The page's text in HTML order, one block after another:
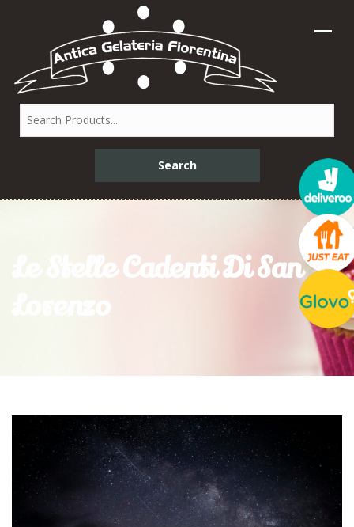
Le Stelle Cadenti Di San
Lorenzo